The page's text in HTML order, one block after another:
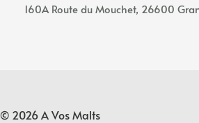
160A Routedu Mouchet, 26600
© 2026 A Vos Malts